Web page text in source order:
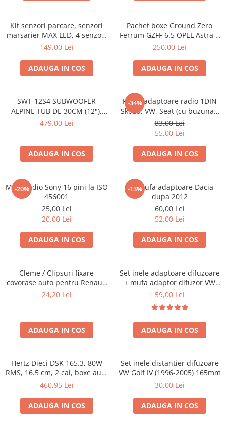
Kit senzori parcare, senzori
marșarier MAX LED, 4 senzori
negri -02287
149,00 Lei
ADAUGA IN COS
Pachet boxe Ground Zero
Ferrum GZFF 6.5 OPEL Astra J,
Astra K
250,00 Lei
ADAUGA IN COS
SWT-12S4 SUBWOOFER
ALPINE TUB DE 30CM (12"),
1000W
479,00 Lei
ADAUGA IN COS
-34%
Rama adaptoare radio 1DIN
Skoda, VW, Seat (cu buzunar)
40.145
83,00 Lei
55,00 Lei
ADAUGA IN COS
-20%
Mufa radio Sony 16 pini la ISO
456001
25,00 Lei
20,00 Lei
ADAUGA IN COS
-13%
Set mufa adaptoare Dacia
dupa 2012
60,00 Lei
52,00 Lei
ADAUGA IN COS
Cleme / Clipsuri fixare
covorase auto pentru Renault
/ Nissan
24,20 Lei
ADAUGA IN COS
Set inele adaptoare difuzoare
+ mufa adaptor difuzor VW
Golf IV
59,00 Lei
ADAUGA IN COS
Hertz Dieci DSK 165.3, 80W
RMS, 16.5 cm, 2 cai, boxe auto
sisteme
460,95 Lei
ADAUGA IN COS
Set inele distantier difuzoare
VW Golf IV (1996-2005) 165mm
30,00 Lei
ADAUGA IN COS